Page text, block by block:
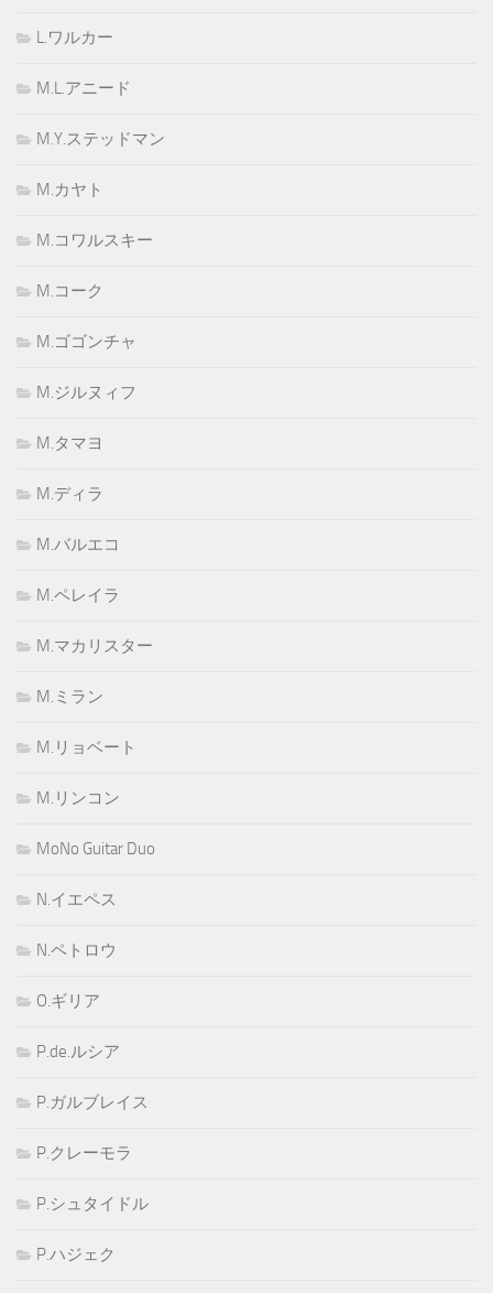
L.ワルカー
M.L.アニード
M.Y.ステッドマン
M.カヤト
M.コワルスキー
M.コーク
M.ゴゴンチャ
M.ジルヌィフ
M.タマヨ
M.ディラ
M.バルエコ
M.ペレイラ
M.マカリスター
M.ミラン
M.リョベート
M.リンコン
MoNo Guitar Duo
N.イエペス
N.ペトロウ
O.ギリア
P.de.ルシア
P.ガルブレイス
P.クレーモラ
P.シュタイドル
P.ハジェク